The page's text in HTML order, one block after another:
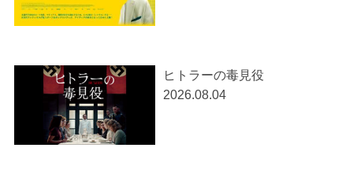
ヒトラーの毒見役
2026.08.04